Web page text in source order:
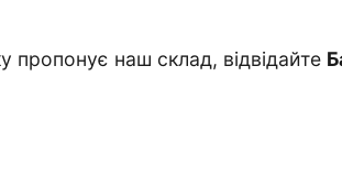
наш склад, відвідайте